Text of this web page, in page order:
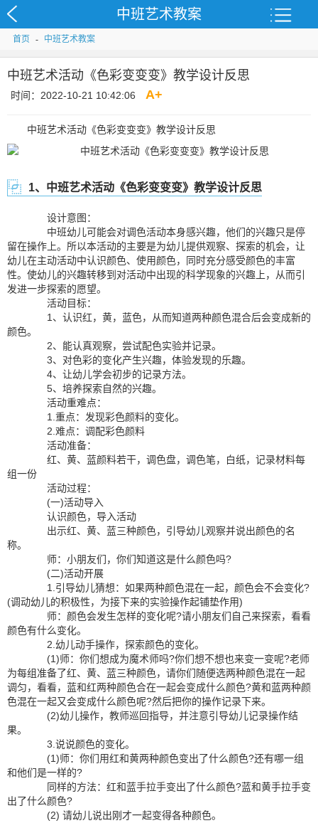
中班艺术教案
首页 - 中班艺术教案
中班艺术活动《色彩变变变》教学设计反思
时间：2022-10-21 10:42:06 A+
中班艺术活动《色彩变变变》教学设计反思
1、中班艺术活动《色彩变变变》教学设计反思
设计意图：
中班幼儿可能会对调色活动本身感兴趣，他们的兴趣只是停
留在操作上。所以本活动的主要是为幼儿提供观察、探索的机会，让
幼儿在主动活动中认识颜色、使用颜色，同时充分感受颜色的丰富
性。使幼儿的兴趣转移到对活动中出现的科学现象的兴趣上，从而引
发进一步探索的愿望。
活动目标：
1、认识红，黄，蓝色，从而知道两种颜色混合后会变成新的
颜色。
2、能认真观察，尝试配色实验并记录。
3、对色彩的变化产生兴趣，体验发现的乐趣。
4、让幼儿学会初步的记录方法。
5、培养探索自然的兴趣。
活动重难点：
1.重点：发现彩色颜料的变化。
2.难点：调配彩色颜料
活动准备：
红、黄、蓝颜料若干，调色盘，调色笔，白纸，记录材料每
组一份
活动过程：
(一)活动导入
认识颜色，导入活动
出示红、黄、蓝三种颜色，引导幼儿观察并说出颜色的名
称。
师：小朋友们，你们知道这是什么颜色吗?
(二)活动开展
1.引导幼儿猜想：如果两种颜色混在一起，颜色会不会变化?
(调动幼儿的积极性，为接下来的实验操作起铺垫作用)
师：颜色会发生怎样的变化呢?请小朋友们自己来探索，看看
颜色有什么变化。
2.幼儿动手操作，探索颜色的变化。
(1)师：你们想成为魔术师吗?你们想不想也来变一变呢?老师
为每组准备了红、黄、蓝三种颜色，请你们随便选两种颜色混在一起
调匀，看看，蓝和红两种颜色合在一起会变成什么颜色?黄和蓝两种颜
色混在一起又会变成什么颜色呢?然后把你的操作记录下来。
(2)幼儿操作，教师巡回指导，并注意引导幼儿记录操作结
果。
3.说说颜色的变化。
(1)师：你们用红和黄两种颜色变出了什么颜色?还有哪一组
和他们是一样的?
同样的方法：红和蓝手拉手变出了什么颜色?蓝和黄手拉手变
出了什么颜色?
(2) 请幼儿说出刚才一起变得各种颜色。